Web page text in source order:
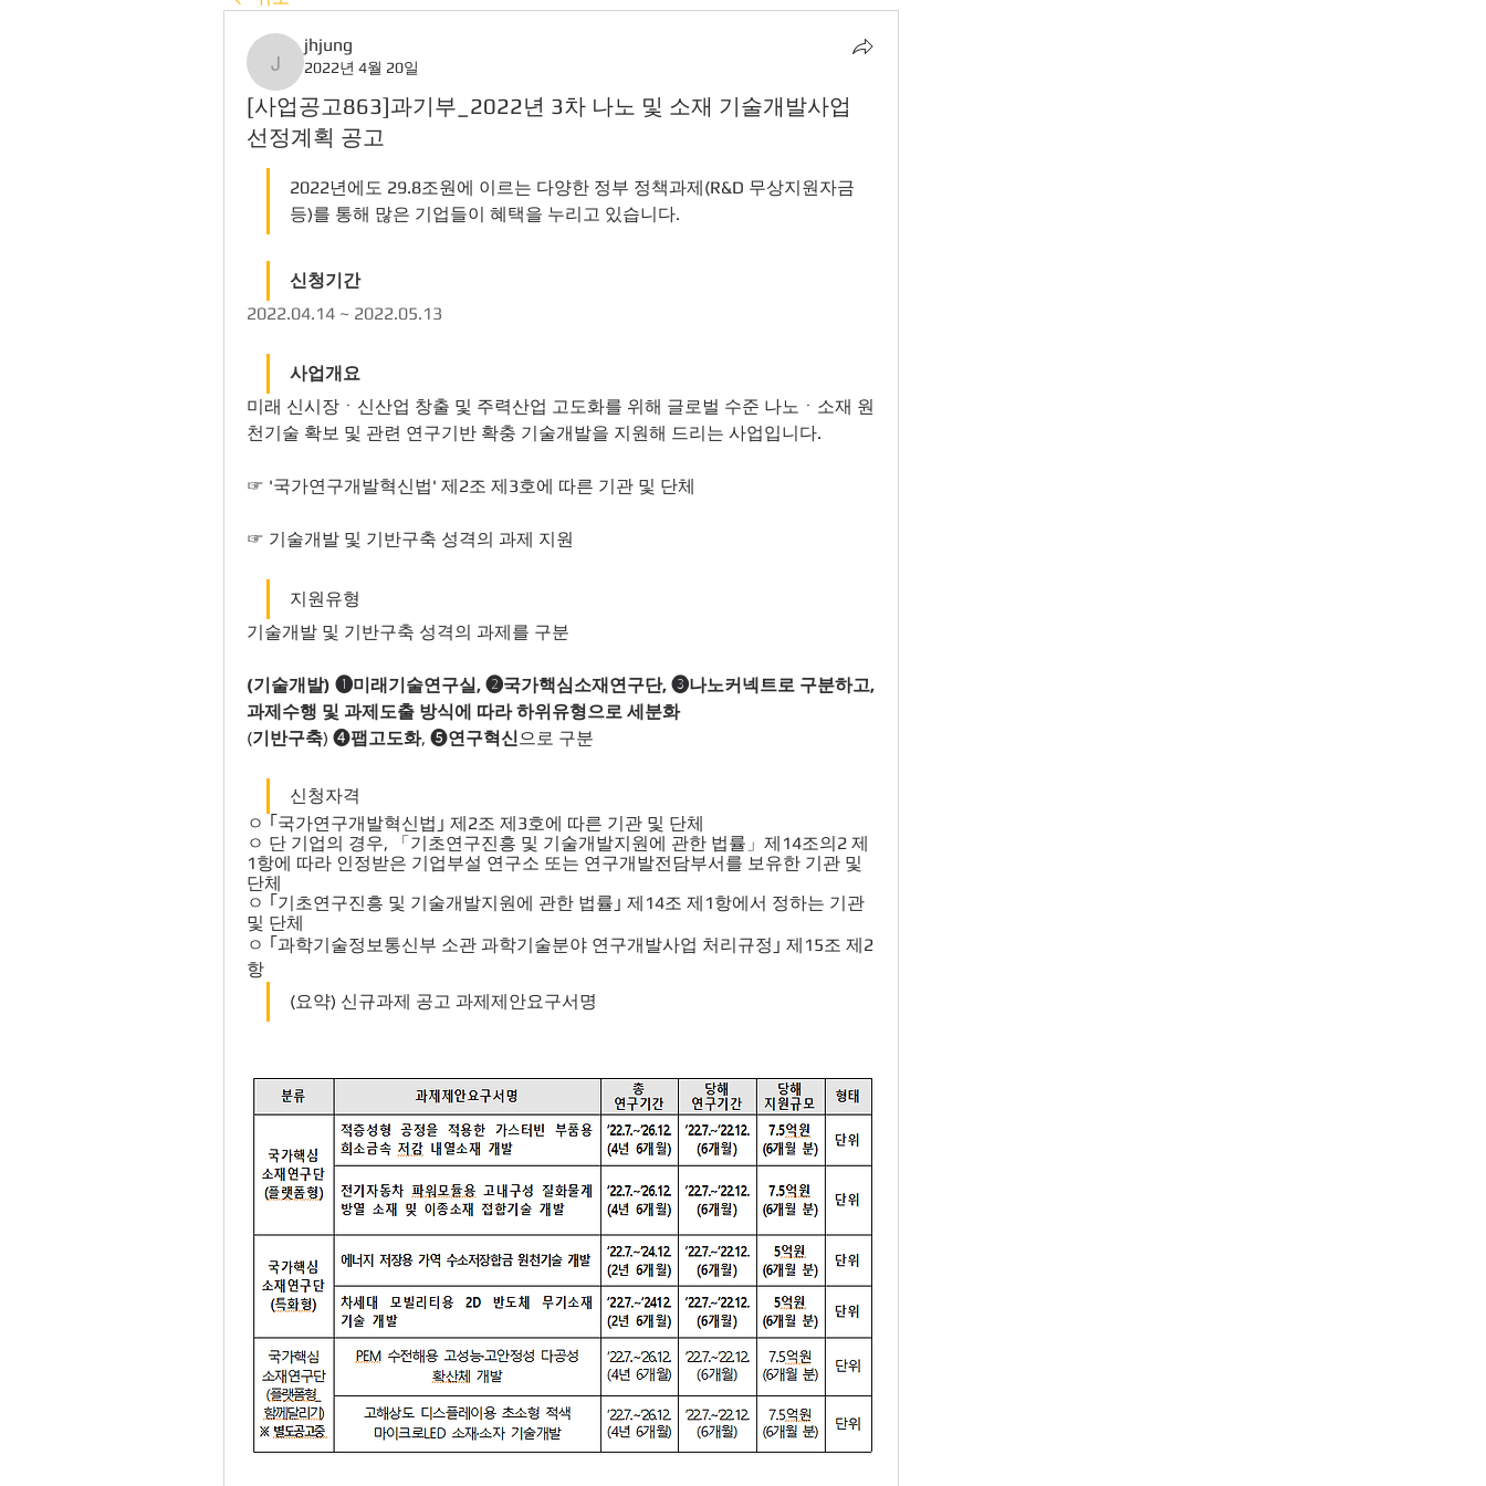
jhjung
jhjung
2022년 4월 20일
[사업공고863]과기부_2022년 3차 나노 및 소재 기술개발사업
선정계획 공고
2022년에도 29.8조원에 이르는 다양한 정부 정책과제(R&D 무상지원자금
등)를 통해 많은 기업들이 혜택을 누리고 있습니다.
신청기간
2022.04.14 ~ 2022.05.13
사업개요
미래 신시장ㆍ신산업 창출 및 주력산업 고도화를 위해 글로벌 수준 나노ㆍ소재 원
천기술 확보 및 관련 연구기반 확충 기술개발을 지원해 드리는 사업입니다.
☞ '국가연구개발혁신법' 제2조 제3호에 따른 기관 및 단체
☞ 기술개발 및 기반구축 성격의 과제 지원
지원유형
기술개발 및 기반구축 성격의 과제를 구분
(기술개발) ➊미래기술연구실, ➋국가핵심소재연구단, ➌나노커넥트로 구분하고,
과제수행 및 과제도출 방식에 따라 하위유형으로 세분화
(기반구축) ➍팹고도화, ➎연구혁신으로 구분
신청자격
ㅇ ｢국가연구개발혁신법｣ 제2조 제3호에 따른 기관 및 단체
ㅇ 단 기업의 경우, 「기초연구진흥 및 기술개발지원에 관한 법률」제14조의2 제
1항에 따라 인정받은 기업부설 연구소 또는 연구개발전담부서를 보유한 기관 및
단체
ㅇ ｢기초연구진흥 및 기술개발지원에 관한 법률｣ 제14조 제1항에서 정하는 기관
및 단체
ㅇ ｢과학기술정보통신부 소관 과학기술분야 연구개발사업 처리규정｣ 제15조 제2
항
(요약) 신규과제 공고 과제제안요구서명